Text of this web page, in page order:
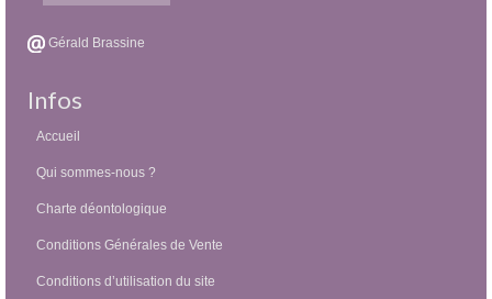
Gérald Brassine
Infos
Accueil
Qui sommes-nous ?
Charte déontologique
Conditions Générales de Vente
Conditions d’utilisation du site